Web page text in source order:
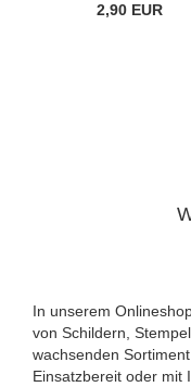
2,90 EUR
In unserem
von Schildern,
wachsenden
Einsatzbereit oder mit